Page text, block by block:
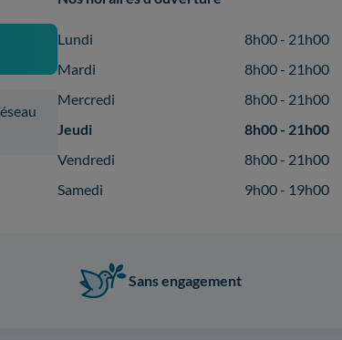
Lundi
8h00 - 21h00
Mardi
8h00 - 21h00
Mercredi
8h00 - 21h00
Jeudi
8h00 - 21h00
Vendredi
8h00 - 21h00
Samedi
9h00 - 19h00
Sans engagement